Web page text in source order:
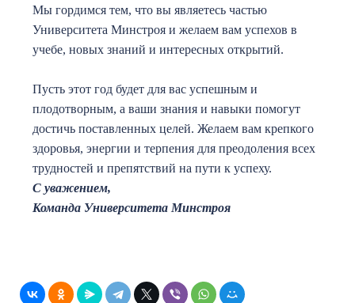
Мы гордимся тем, что вы являетесь частью
Университета Минстроя и желаем вам успехов в
учебе, новых знаний и интересных открытий.
Пусть этот год будет для вас успешным и
плодотворным, а ваши знания и навыки помогут
достичь поставленных целей. Желаем вам крепкого
здоровья, энергии и терпения для преодоления всех
трудностей и препятствий на пути к успеху.
С уважением,
Команда Университета Минстроя